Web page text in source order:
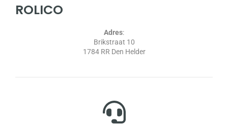
ROLICO
Adres:
Brikstraat 10
1784 RR Den Helder